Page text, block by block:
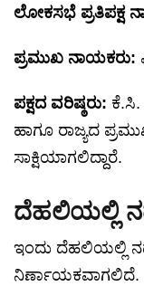
ಲೋಕಸಭೆ ಪ್ರತಿಪಕ್ಷ
ಪ್ರಮುಖ ನಾಯಕರು:
ಪಕ್ಷದ ವರಿಷ್ಠರು:
ಹಾಗೂ ರಾಜ್ಯದ
ಸಾಕ್ಷಿಯಾಗಲಿದ್ದಾರೆ.
ದೆಹಲಿಯಲ್ಲಿ
ಇಂದು ದೆಹಲಿಯಲ್ಲಿ
ನಿರ್ಣಾಯಕವಾಗಲಿದೆ.